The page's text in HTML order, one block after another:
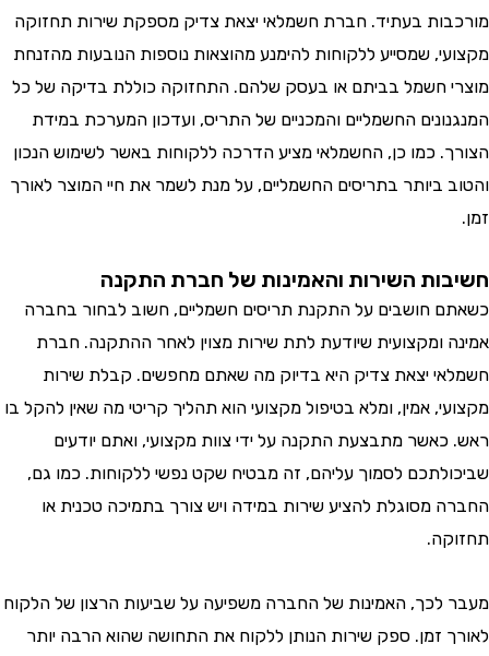
בעתיד. חברת חשמלאי יצאת צדיק מספקת שירות תחזוקה
שמסייע ללקוחות להימנע מהוצאות נוספות הנובעות מהזנחת
חשמל בביתם או בעסק שלהם. התחזוקה כוללת בדיקה של כל
החשמליים והמכניים של התריס, ועדכון המערכת במידת
כמו כן, החשמלאי מציע הדרכה ללקוחות באשר לשימוש הנכון
ביותר בתריסים החשמליים, על מנת לשמר את חיי המוצר לאורך
השירות והאמינות של חברת התקנה
חושבים על התקנת תריסים חשמליים, חשוב לבחור בחברה
ומקצועית שיודעת לתת שירות מצוין לאחר ההתקנה. חברת
יצאת צדיק היא בדיוק מה שאתם מחפשים. קבלת שירות
אמין, ומלא בטיפול מקצועי הוא תהליך קריטי מה שאין להקל בו
מתבצעת התקנה על ידי צוות מקצועי, ואתם יודעים
לסמוך עליהם, זה מבטיח שקט נפשי ללקוחות. כמו גם,
מסוגלת להציע שירות במידה ויש צורך בתמיכה טכנית או
האמינות של החברה משפיעה על שביעות הרצון של הלקוח
זמן. ספק שירות הנותן ללקוח את התחושה שהוא הרבה יותר